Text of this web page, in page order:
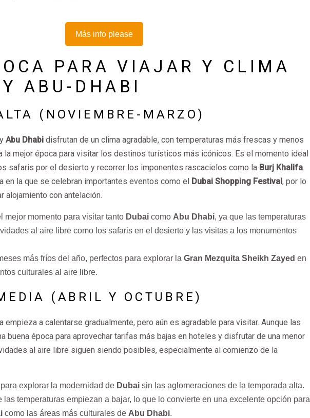
Más info please
PARA VIAJAR Y CLIMA
ABU-DHABI
(NOVIEMBRE-MARZO)
y Abu Dhabi disfrutan de un clima agradable, con temperaturas más frescas y menos
la mejor época para visitar los destinos turísticos más icónicos. Es el momento ideal
safaris por el desierto y recorrer los imponentes rascacielos como la Burj Khalifa.
en la que se celebran importantes eventos como el Dubai Shopping Festival, por lo
alojamiento con antelación.
mejor momento para visitar tanto Dubai como Abu Dhabi, ya que las temperaturas
al aire libre como los safaris en el desierto y las visitas a los monumentos
más fríos del año, perfectos para explorar la Gran Mezquita Sheikh Zayed en
culturales al aire libre.
(ABRIL Y OCTUBRE)
a calentarse gradualmente, pero aún es agradable para visitar. Aunque las
buena época para aprovechar tarifas más bajas en hoteles y disfrutar de una menor
al aire libre siguen siendo posibles, especialmente al comienzo de la
explorar la modernidad de Dubai sin las aglomeraciones de la temporada alta.
las temperaturas empiezan a bajar, lo que lo convierte en una excelente opción para
como las áreas más culturales de Abu Dhabi.